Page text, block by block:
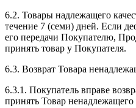
6.2. Товары надлежащего
течение 7 (семи) дней. Если
его передачи Покупателю,
принять товар у Покупателя.
6.3. Возврат Товара
6.3.1. Покупатель вправе
принять Товар ненадлежащего